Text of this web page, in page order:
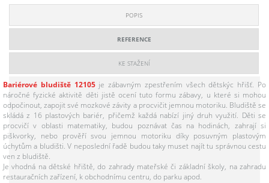
POPIS
REFERENCE
KE STAŽENÍ
Bariérové bludiště 12105je zábavným zpestřením všech dětskýc hřišť. Po
náročné fyzické aktivitě děti jistě ocení tuto formu zábavy, u které si mohou
odpočinout, zapojit své mozkové závity a procvičit jemnou motoriku. Bludiště se
skládá z 16 plastových bariér, přičemž každá nabízí jiný druh využití. Děti se
procvičí v oblasti matematiky, budou poznávat čas na hodinách, zahrají si
piškvorky, nebo prověří svou jemnou motoriku díky posuvným plastovým
úchytům a bludišti. V neposlední řadě budou taky muset najít tu správnou cestu
ven z bludiště.
Je vhodná na dětské hřiště, do zahrady mateřské či základní školy, na zahradu
restauračních zařízení, k obchodnímu centru, do parku apod.